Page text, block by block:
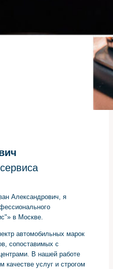
Александрович, я
в Москве.
автомобильных марок
сопоставимых с
В нашей работе
услуг и строгом